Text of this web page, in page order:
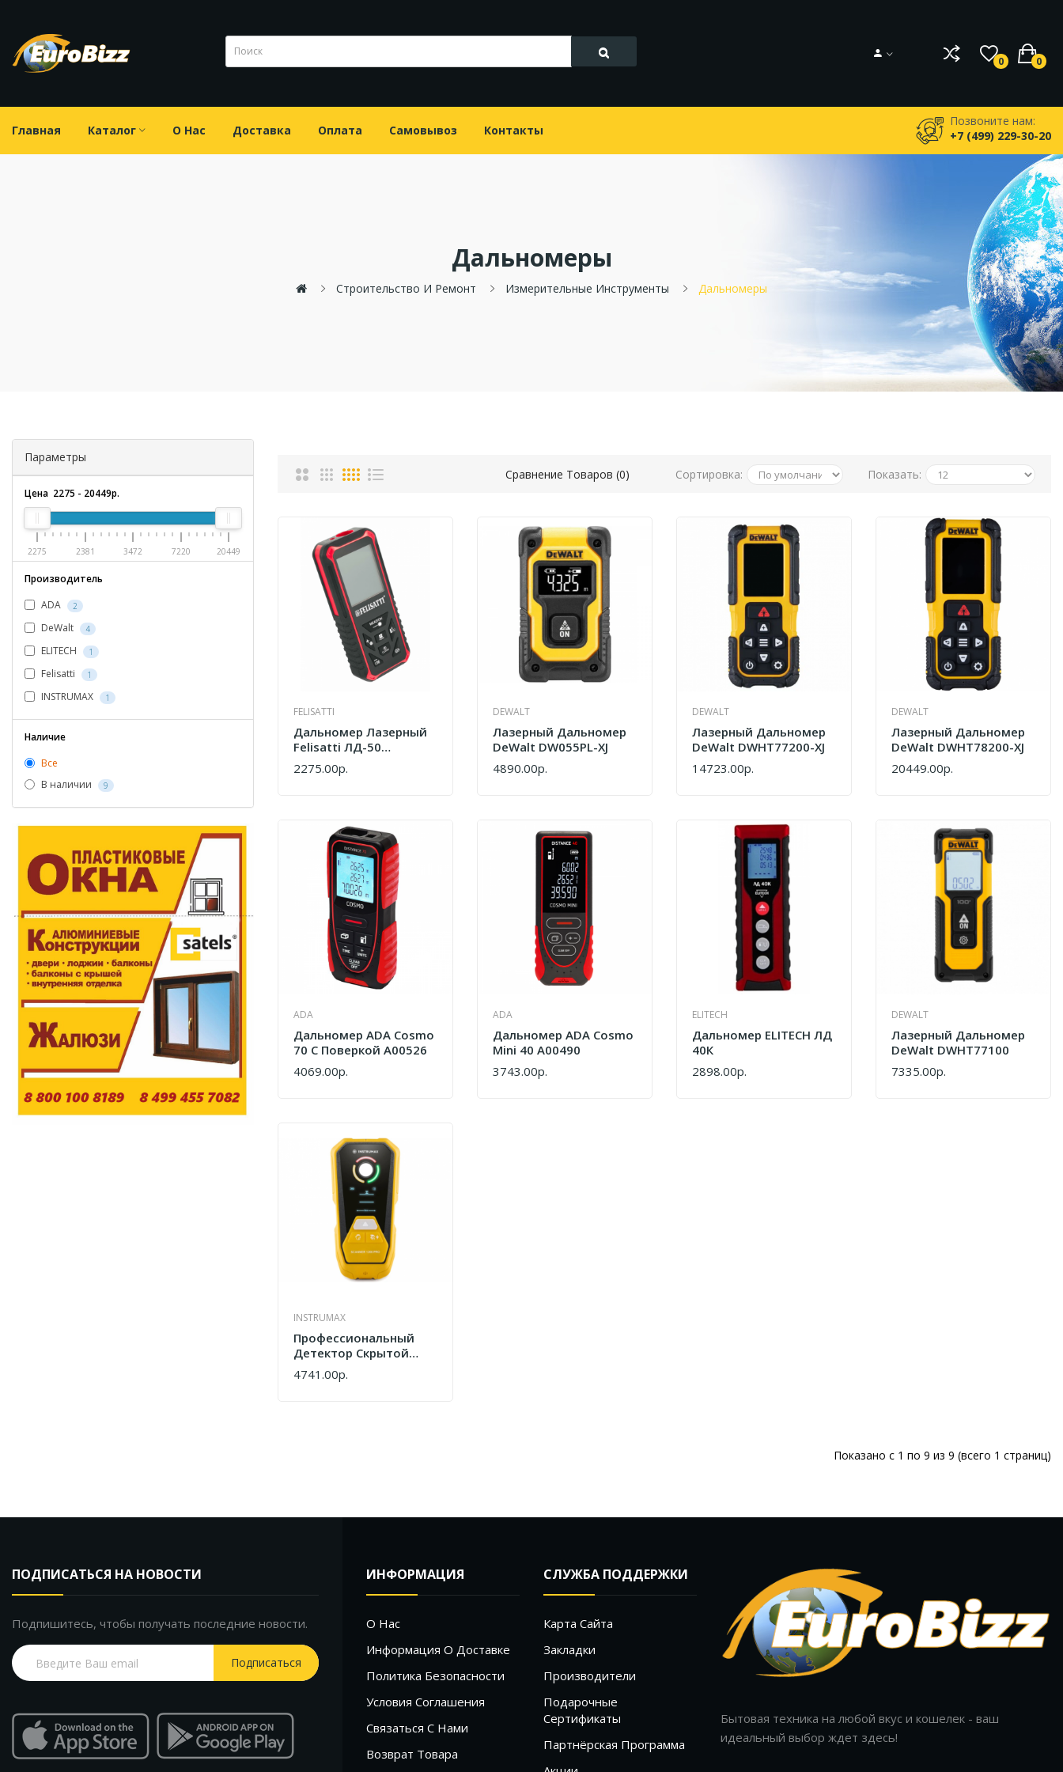
0 0
Главная Каталог О Нас Доставка Оплата Самовывоз Контакты
Позвоните нам:
+7 (499) 229-30-20
Дальномеры
Строительство И Ремонт Измерительные Инструменты Дальномеры
Параметры
Цена 2275 - 20449р.
2275 2381 3472 7220 20449
Производитель
ADA
2
DeWalt 4
ELITECH 1
Felisatti 1
INSTRUMAX 1
Наличие
Все
В наличии
9
Сравнение Товаров (0) Сортировка: Показать:
FELISATTI
Дальномер Лазерный
Felisatti ЛД-50
231.5.0.00
2275.00р.
КУПИТЬ
DEWALT
Лазерный Дальномер
DeWalt DW055PL-XJ
4890.00р.
КУПИТЬ
DEWALT
Лазерный Дальномер
DeWalt DWHT77200-XJ
14723.00р.
КУПИТЬ
DEWALT
Лазерный Дальномер
DeWalt DWHT78200-XJ
20449.00р.
КУПИТЬ
ADA
Дальномер ADA Cosmo
70 С Поверкой А00526
4069.00р.
КУПИТЬ
ADA
Дальномер ADA Cosmo
Mini 40 А00490
3743.00р.
КУПИТЬ
ELITECH
Дальномер ELITECH ЛД
40К
2898.00р.
КУПИТЬ
DEWALT
Лазерный Дальномер
DeWalt DWHT77100
7335.00р.
КУПИТЬ
INSTRUMAX
Профессиональный
Детектор Скрытой
Проводки INSTRUMAX
SCANNER 1200 PRO
4741.00р.
КУПИТЬ
Показано с 1 по 9 из 9 (всего 1 страниц)
ПОДПИСАТЬСЯ НА НОВОСТИ
Подпишитесь, чтобы получать последние новости.
Подписаться
ИНФОРМАЦИЯ
О Нас
Информация О Доставке
Политика Безопасности
Условия Соглашения
Связаться С Нами
Возврат Товара
СЛУЖБА ПОДДЕРЖКИ
Карта Сайта
Закладки
Производители
Подарочные
Сертификаты
Партнёрская Программа
Бытовая техника на любой вкус и кошелек - ваш
идеальный выбор ждет здесь!